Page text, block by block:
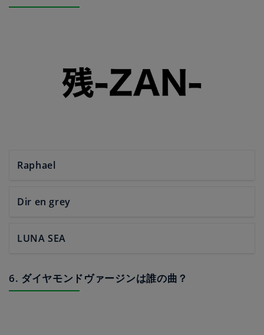
Raphael
Dir en grey
LUNA SEA
6. ダイヤモンドヴァージンは誰の曲？